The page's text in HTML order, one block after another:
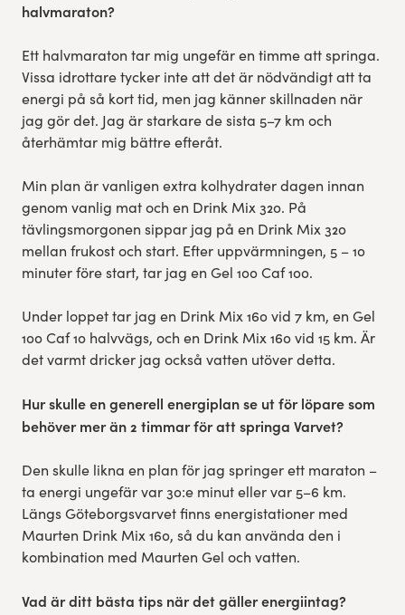
halvmaraton?
Ett halvmaraton tar mig ungefär en timme att springa.
Vissa idrottare tycker inte att det är nödvändigt att ta
energi på så kort tid, men jag känner skillnaden när
jag gör det. Jag är starkare de sista 5–7 km och
återhämtar mig bättre efteråt.
Min plan är vanligen extra kolhydrater dagen innan
genom vanlig mat och en Drink Mix 320. På
tävlingsmorgonen sippar jag på en Drink Mix 320
mellan frukost och start. Efter uppvärmningen, 5 – 10
minuter före start, tar jag en Gel 100 Caf 100.
Under loppet tar jag en Drink Mix 160 vid 7 km, en Gel
100 Caf 10 halvvägs, och en Drink Mix 160 vid 15 km. Är
det varmt dricker jag också vatten utöver detta.
Hur skulle en generell energiplan se ut för löpare som
behöver mer än 2 timmar för att springa Varvet?
Den skulle likna en plan för jag springer ett maraton –
ta energi ungefär var 30:e minut eller var 5–6 km.
Längs Göteborgsvarvet finns energistationer med
Maurten Drink Mix 160, så du kan använda den i
kombination med Maurten Gel och vatten.
Vad är ditt bästa tips när det gäller energiintag?